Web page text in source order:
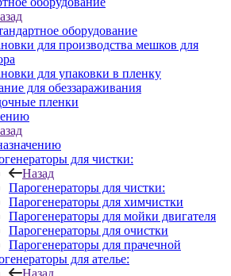
оборудование
для производства мешков для
для упаковки в пленку
для обеззараживания
пленки
для чистки:
Назад
Парогенераторы для чистки:
Парогенераторы для химчистки
Парогенераторы для мойки двигателя
Парогенераторы для очистки
Парогенераторы для прачечной
для ателье:
Назад